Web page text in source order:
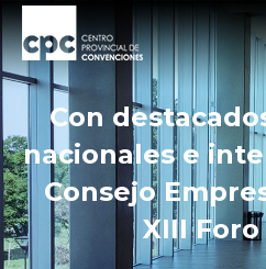
Con
nacionales e
Consejo
XIII